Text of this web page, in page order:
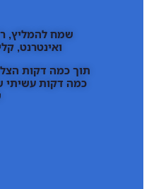
שמח להמליץ,
ואינטרנט,
תוך כמה דקות
כמה דקות עשיתי
שלי.